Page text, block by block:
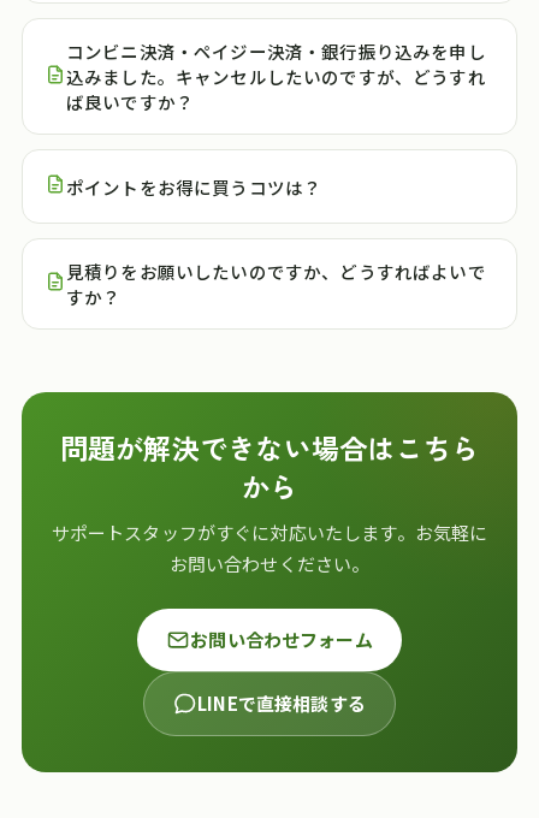
コンビニ決済・ペイジー決済・銀行振り込みを申し
込みました。キャンセルしたいのですが、どうすれ
ば良いですか？
ポイントをお得に買うコツは？
見積りをお願いしたいのですか、どうすればよいで
すか？
問題が解決できない場合はこちら
から
サポートスタッフがすぐに対応いたします。お気軽に
お問い合わせください。
お問い合わせフォーム
LINEで直接相談する